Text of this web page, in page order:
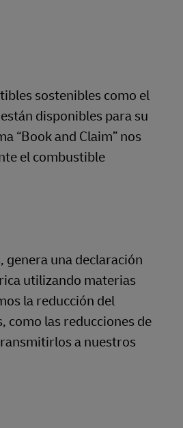
sostenibles como el
disponibles para su
“Book and Claim” nos
el combustible
una declaración
utilizando materias
la reducción del
como las reducciones de
a nuestros